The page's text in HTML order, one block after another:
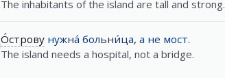
The inhabitants of the island are tall and strong.
О́строву нужна́ больни́ца, а не мост.
The island needs a hospital, not a bridge.